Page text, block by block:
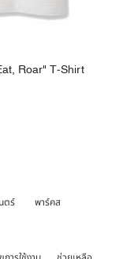
Roar" T-Shirt
ตร์ พาร์คส